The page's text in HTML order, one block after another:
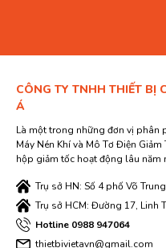
CÔNG TY TNHH THIẾT BỊ
Á
Là một trong những đơn vị phân
Máy Nén Khí và Mô Tơ Điện
hộp giảm tốc hoạt động lâu năm
Trụ sở HN: Số 4 phố Võ
Trụ sở HCM: Đường 17, Linh
Hotline 0988 947064
thietbivietavn@gmail.com